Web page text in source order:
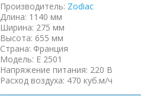
Производитель: Zodiac
Длина: 1140 мм
Ширина: 275 мм
Высота: 655 мм
Страна: Франция
Модель: E 2501
Напряжение питания: 220 В
Расход воздуха: 470 куб.м/ч